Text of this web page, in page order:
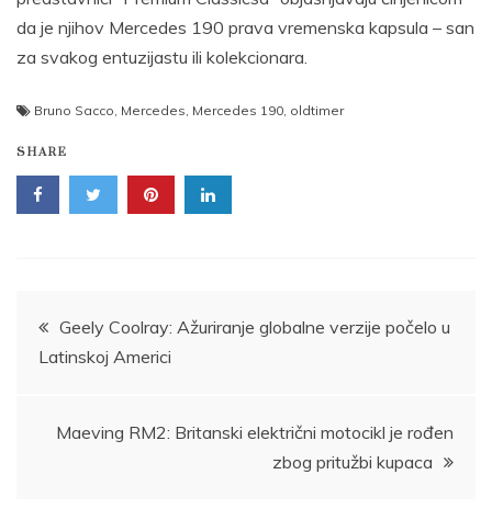
da je njihov Mercedes 190 prava vremenska kapsula – san
za svakog entuzijastu ili kolekcionara.
Bruno Sacco, Mercedes, Mercedes 190, oldtimer
SHARE
Post
navigation
Geely Coolray: Ažuriranje globalne verzije počelo u
Latinskoj Americi
Maeving RM2: Britanski električni motocikl je rođen
zbog pritužbi kupaca